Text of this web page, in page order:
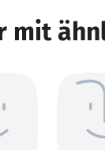
mit